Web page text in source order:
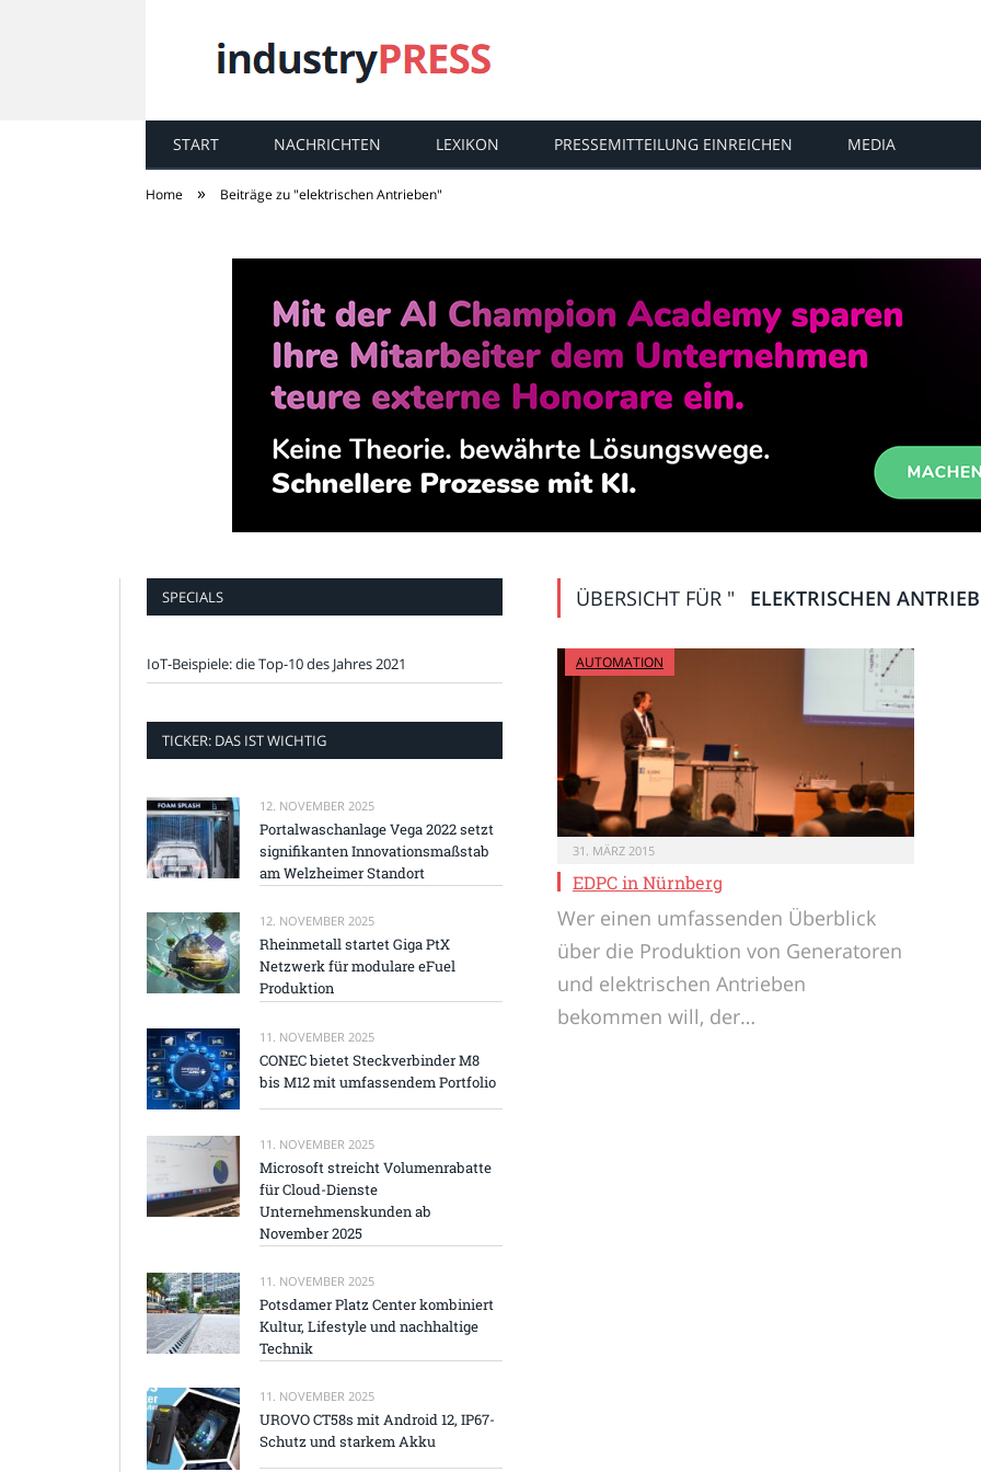
industryPRESS
START NACHRICHTEN LEXIKON PRESSEMITTEILUNG EINREICHEN MEDIA
Home » Beiträge zu "elektrischen Antrieben"
ÜBERSICHT FÜR " ELEKTRISCHEN
AUTOMATION
31. MÄRZ 2015
EDPC in Nürnberg
Wer einen umfassenden Überblick
über die Produktion von Generatoren
und elektrischen Antrieben
bekommen will, der…
SPECIALS
IoT-Beispiele: die Top-10 des Jahres 2021
TICKER: DAS IST WICHTIG
12. NOVEMBER 2025
Portalwaschanlage Vega 2022 setzt
signifikanten Innovationsmaßstab
am Welzheimer Standort
12. NOVEMBER 2025
Rheinmetall startet Giga PtX
Netzwerk für modulare eFuel
Produktion
11. NOVEMBER 2025
CONEC bietet Steckverbinder M8
bis M12 mit umfassendem Portfolio
11. NOVEMBER 2025
Microsoft streicht Volumenrabatte
für Cloud-Dienste
Unternehmenskunden ab
November 2025
11. NOVEMBER 2025
Potsdamer Platz Center kombiniert
Kultur, Lifestyle und nachhaltige
Technik
11. NOVEMBER 2025
UROVO CT58s mit Android 12, IP67-
Schutz und starkem Akku